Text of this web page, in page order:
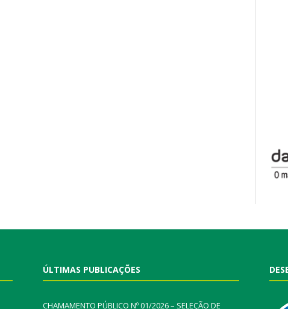
ÚLTIMAS PUBLICAÇÕES
CHAMAMENTO PÚBLICO Nº 01/2026 – SELEÇÃO DE